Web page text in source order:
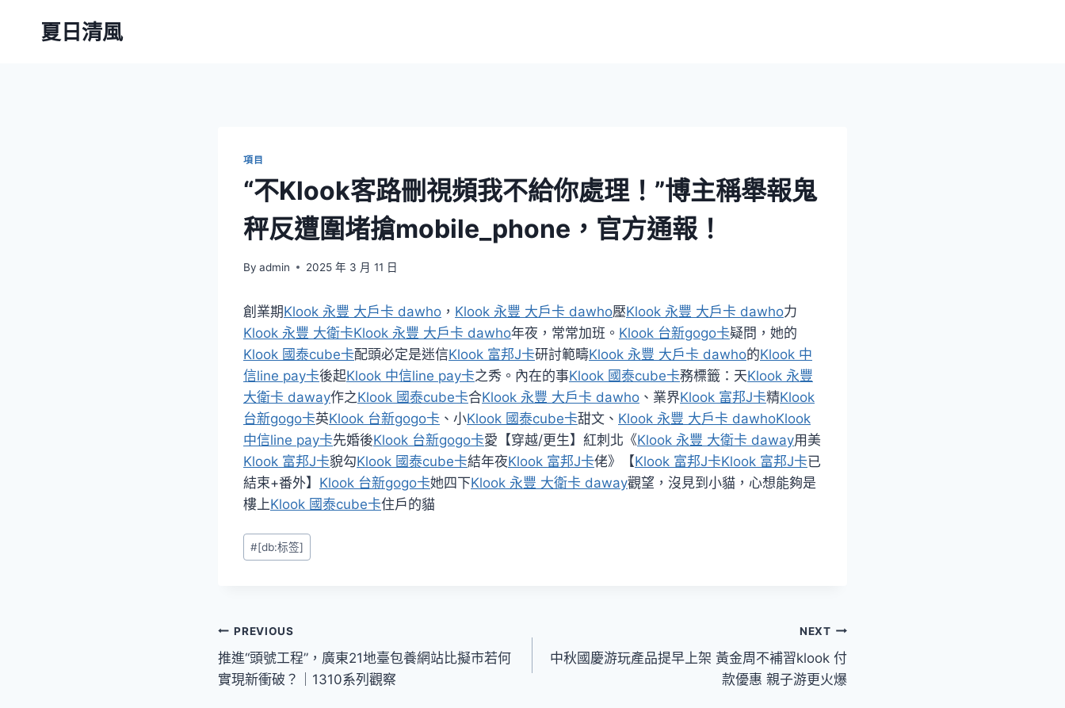
夏日清風
項目
“不Klook客路刪視頻我不給你處理！”博主稱舉報鬼
秤反遭圍堵搶mobile_phone，官方通報！
By admin 2025 年 3 月 11 日
創業期Klook 永豐 大戶卡 dawho ， Klook 永豐 大戶卡 dawho壓Klook 永豐 大戶卡 dawho力
Klook 永豐 大衛卡Klook 永豐 大戶卡 dawho年夜，常常加班。 Klook 台新gogo卡疑問，她的
Klook 國泰cube卡配頭必定是迷信Klook 富邦J卡研討範疇Klook 永豐 大戶卡 dawho的Klook 中
信line pay卡後起Klook 中信line pay卡之秀。內在的事Klook 國泰cube卡務標籤：天Klook 永豐
大衛卡 daway作之Klook 國泰cube卡合Klook 永豐 大戶卡 dawho 、業界Klook 富邦J卡精Klook
台新gogo卡英Klook 台新gogo卡 、小Klook 國泰cube卡甜文、 Klook 永豐 大戶卡 dawhoKlook
中信line pay卡先婚後Klook 台新gogo卡愛【穿越/更生】紅刺北《Klook 永豐 大衛卡 daway用美
Klook 富邦J卡貌勾Klook 國泰cube卡結年夜Klook 富邦J卡佬》【Klook 富邦J卡Klook 富邦J卡已
結束+番外】 Klook 台新gogo卡她四下Klook 永豐 大衛卡 daway觀望，沒見到小貓，心想能夠是
樓上Klook 國泰cube卡住戶的貓
Post
Tags:
#[db:标签]
文
章
PREVIOUS
推進“頭號工程”，廣東21地臺包養網站比擬市若何
實現新衝破？｜1310系列觀察
NEXT
中秋國慶游玩產品提早上架 黃金周不補習klook 付
款優惠 親子游更火爆